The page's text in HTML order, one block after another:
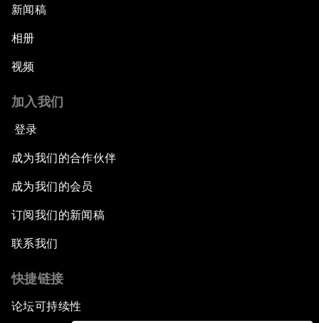
新闻稿
相册
视频
加入我们
登录
成为我们的合作伙伴
成为我们的会员
订阅我们的新闻稿
联系我们
快捷链接
论坛可持续性